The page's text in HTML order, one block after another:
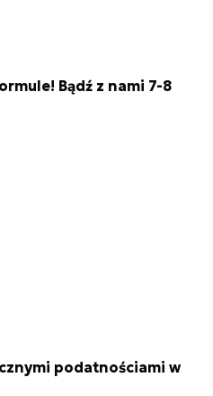
Bądź z nami 7-8
podatnościami w